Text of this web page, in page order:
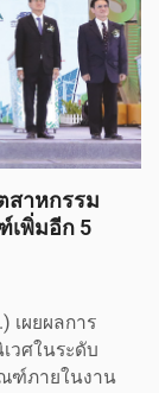
สาหกรรม
เพิ่มอีก 5
เผยผลการ
วศในระดับ
ณฑ์ภายในงาน